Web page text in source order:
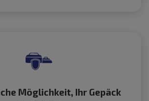
Möglichkeit, Ihr Gepäck